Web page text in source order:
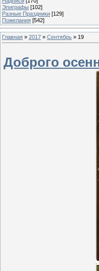
Эпиграфы [102]
Разные Праздники [129]
Пожелания [542]
Главная » 2017 » Сентябрь » 19
Доброго